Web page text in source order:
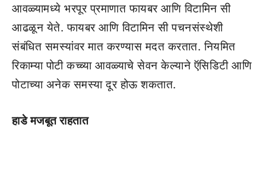
आवळ्यामध्ये भरपूर प्रमाणात फायबर आणि विटामिन सी
आढळून येते. फायबर आणि विटामिन सी पचनसंस्थेशी
संबंधित समस्यांवर मात करण्यास मदत करतात. नियमित
रिकाम्या पोटी कच्च्या आवळ्याचे सेवन केल्याने ऍसिडिटी आणि
पोटाच्या अनेक समस्या दूर होऊ शकतात.
हाडे मजबूत राहतात